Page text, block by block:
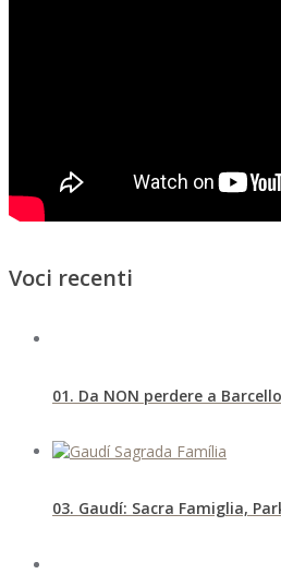
Voci recenti
01. Da NON perdere a
03. Gaudí: Sacra Famiglia,